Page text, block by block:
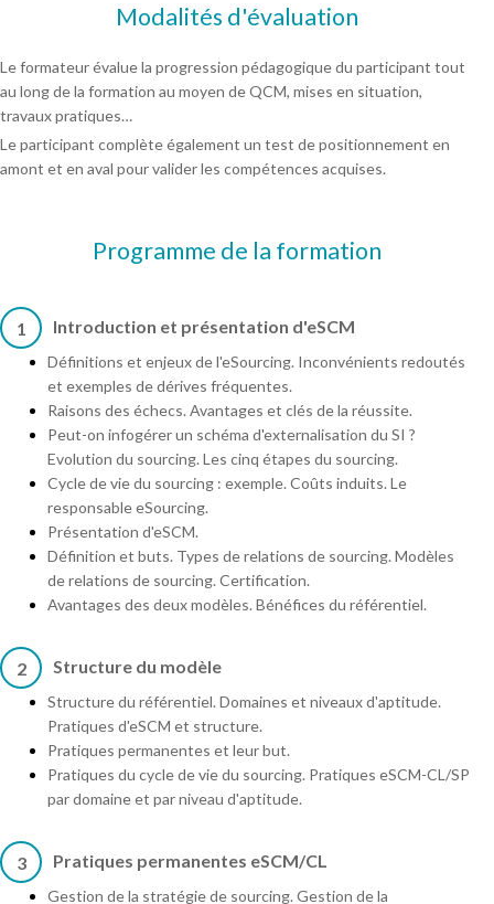
Modalités d'évaluation
Le formateur évalue la progression pédagogique du participant tout
au long de la formation au moyen de QCM, mises en situation,
travaux pratiques…
Le participant complète également un test de positionnement en
amont et en aval pour valider les compétences acquises.
Programme de la formation
1 Introduction et présentation d'eSCM
Définitions et enjeux de l'eSourcing. Inconvénients redoutés
et exemples de dérives fréquentes.
Raisons des échecs. Avantages et clés de la réussite.
Peut-on infogérer un schéma d'externalisation du SI ?
Evolution du sourcing. Les cinq étapes du sourcing.
Cycle de vie du sourcing : exemple. Coûts induits. Le
responsable eSourcing.
Présentation d'eSCM.
Définition et buts. Types de relations de sourcing. Modèles
de relations de sourcing. Certification.
Avantages des deux modèles. Bénéfices du référentiel.
2 Structure du modèle
Structure du référentiel. Domaines et niveaux d'aptitude.
Pratiques d'eSCM et structure.
Pratiques permanentes et leur but.
Pratiques du cycle de vie du sourcing. Pratiques eSCM-CL/SP
par domaine et par niveau d'aptitude.
3 Pratiques permanentes eSCM/CL
Gestion de la stratégie de sourcing. Gestion de la